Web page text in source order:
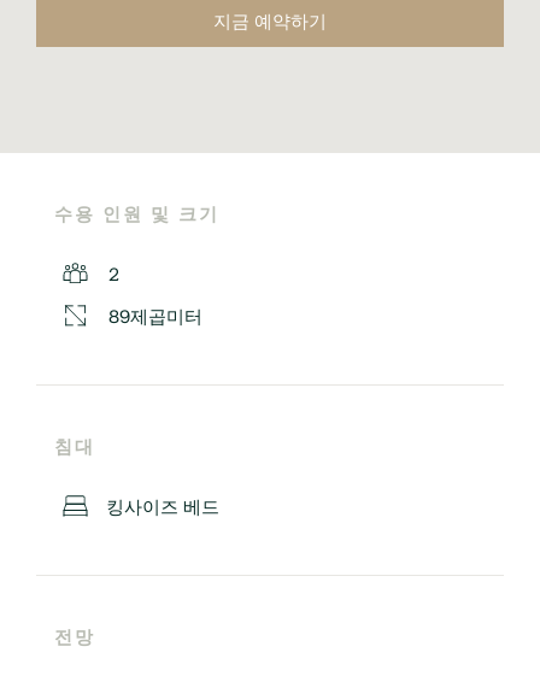
지금 예약하기
수용 인원 및 크기
2
89제곱미터
침대
킹사이즈 베드
전망